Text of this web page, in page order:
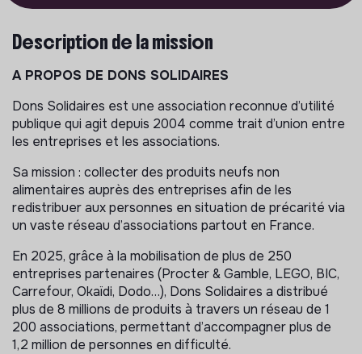
Description de la mission
A PROPOS DE DONS SOLIDAIRES
Dons Solidaires est une association reconnue d’utilité
publique qui agit depuis 2004 comme trait d’union entre
les entreprises et les associations.
Sa mission : collecter des produits neufs non
alimentaires auprès des entreprises afin de les
redistribuer aux personnes en situation de précarité via
un vaste réseau d’associations partout en France.
En 2025, grâce à la mobilisation de plus de 250
entreprises partenaires (Procter & Gamble, LEGO, BIC,
Carrefour, Okaïdi, Dodo…), Dons Solidaires a distribué
plus de 8 millions de produits à travers un réseau de 1
200 associations, permettant d’accompagner plus de
1,2 million de personnes en difficulté.